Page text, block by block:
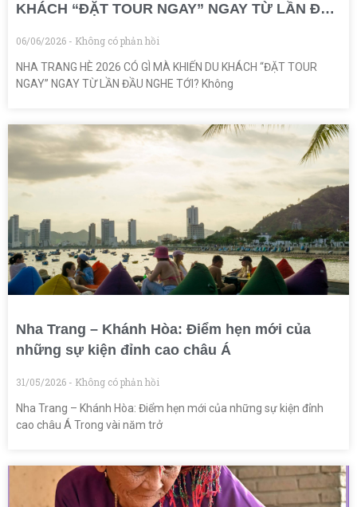
KHÁCH “ĐẶT TOUR NGAY” NGAY TỪ LẦN ĐẦU
06/06/2026 Không có phản hồi
NHA TRANG HÈ 2026 CÓ GÌ MÀ KHIẾN DU KHÁCH “ĐẶT TOUR
NGAY” NGAY TỪ LẦN ĐẦU NGHE TỚI? Không
Nha Trang – Khánh Hòa: Điểm hẹn mới của
những sự kiện đỉnh cao châu Á
31/05/2026 Không có phản hồi
Nha Trang – Khánh Hòa: Điểm hẹn mới của những sự kiện đỉnh
cao châu Á Trong vài năm trở